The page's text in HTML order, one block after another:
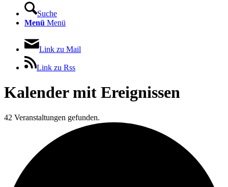
Suche
Menü Menü
Link zu Mail
Link zu Rss
Kalender mit Ereignissen
42 Veranstaltungen gefunden.